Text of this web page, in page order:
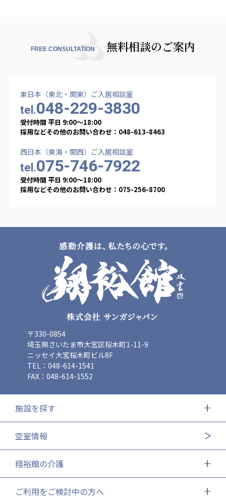
FREE CONSULTATION 無料相談のご案内
東日本（東北・関東）ご入居相談室
tel.048-229-3830
受付時間 平日 9:00〜18:00
採用などその他のお問い合わせ：048-613-8463
西日本（東海・関西）ご入居相談室
tel.075-746-7922
受付時間 平日 9:00〜18:00
採用などその他のお問い合わせ：075-256-8700
〒330-0854
埼玉県さいたま市大宮区桜木町1-11-9
ニッセイ大宮桜木町ビル8F
TEL：048-614-1541
FAX：048-614-1552
施設を探す
空室情報
翔裕館の介護
ご利用をご検討中の方へ